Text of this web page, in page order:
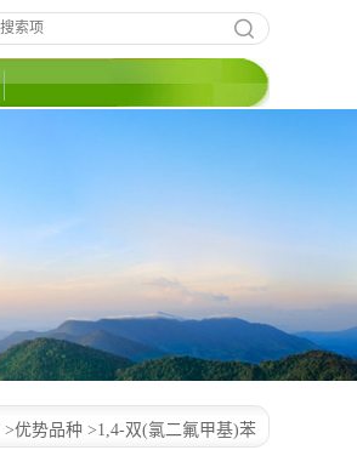
>优势品种 >1,4-双(氯二氟甲基)苯